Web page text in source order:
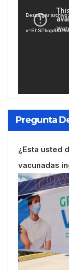
vídeo
Descargar
Pregunta
¿Esta usted
vacunadas